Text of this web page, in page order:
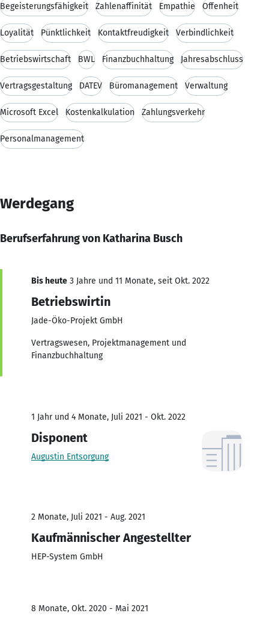
Begeisterungsfähigkeit Zahlenaffinität Empathie Offenheit
Loyalität Pünktlichkeit Kontaktfreudigkeit Verbindlichkeit
Betriebswirtschaft BWL Finanzbuchhaltung Jahresabschluss
Vertragsgestaltung DATEV Büromanagement Verwaltung
Microsoft Excel Kostenkalkulation Zahlungsverkehr
Personalmanagement
Werdegang
Berufserfahrung von Katharina Busch
Bis heute 3 Jahre und 11 Monate, seit Okt. 2022
Betriebswirtin
Jade-Öko-Projekt GmbH
Vertragswesen, Projektmanagement und
Finanzbuchhaltung
1 Jahr und 4 Monate, Juli 2021 - Okt. 2022
Disponent
Augustin Entsorgung
2 Monate, Juli 2021 - Aug. 2021
Kaufmännischer Angestellter
HEP-System GmbH
8 Monate, Okt. 2020 - Mai 2021